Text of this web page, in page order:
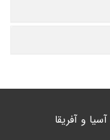
آسیا و آفریقا